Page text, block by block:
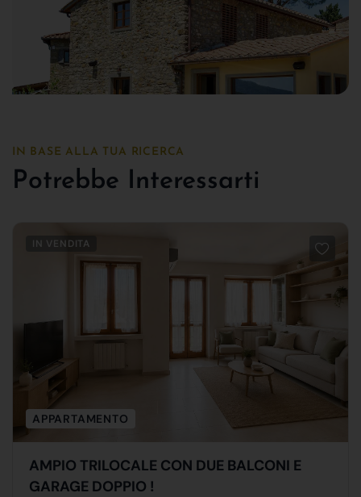
IN BASE ALLA TUA RICERCA
Potrebbe Interessarti
IN VENDITA
APPARTAMENTO
AMPIO TRILOCALE CON DUE BALCONI E
GARAGE DOPPIO !